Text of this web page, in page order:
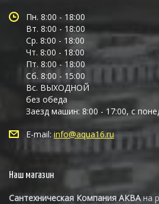
Пн. 8:00 - 18:00
Вт. 8:00 - 18:00
Ср. 8:00 - 18:00
Чт. 8:00 - 18:00
Пт. 8:00 - 18:00
Сб. 8:00 - 15:00
Вс. ВЫХОДНОЙ
без обеда
Заезд машин: 8:00 - 17:00, с
E-mail:info@aqua16.ru
Наш магазин
Сантехническая Компания АКВАна